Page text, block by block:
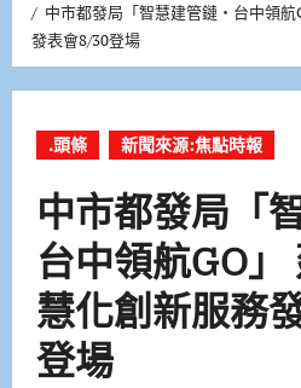
中市都發局「智慧建管鏈‧台中領航
發表會8/30登場
.頭條 新聞來源:焦點時報
中市都發局「
台中領航GO」
慧化創新服務
登場